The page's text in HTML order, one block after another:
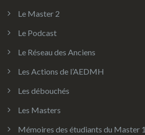
Le Master 2
Le Podcast
Le Réseau des Anciens
Les Actions de l’AEDMH
Les débouchés
Les Masters
Mémoires des étudiants du Master 1